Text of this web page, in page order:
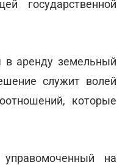
государственной
в аренду земельный
служит волей
которые
на